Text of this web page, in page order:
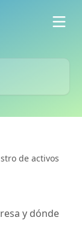
de activos
y dónde